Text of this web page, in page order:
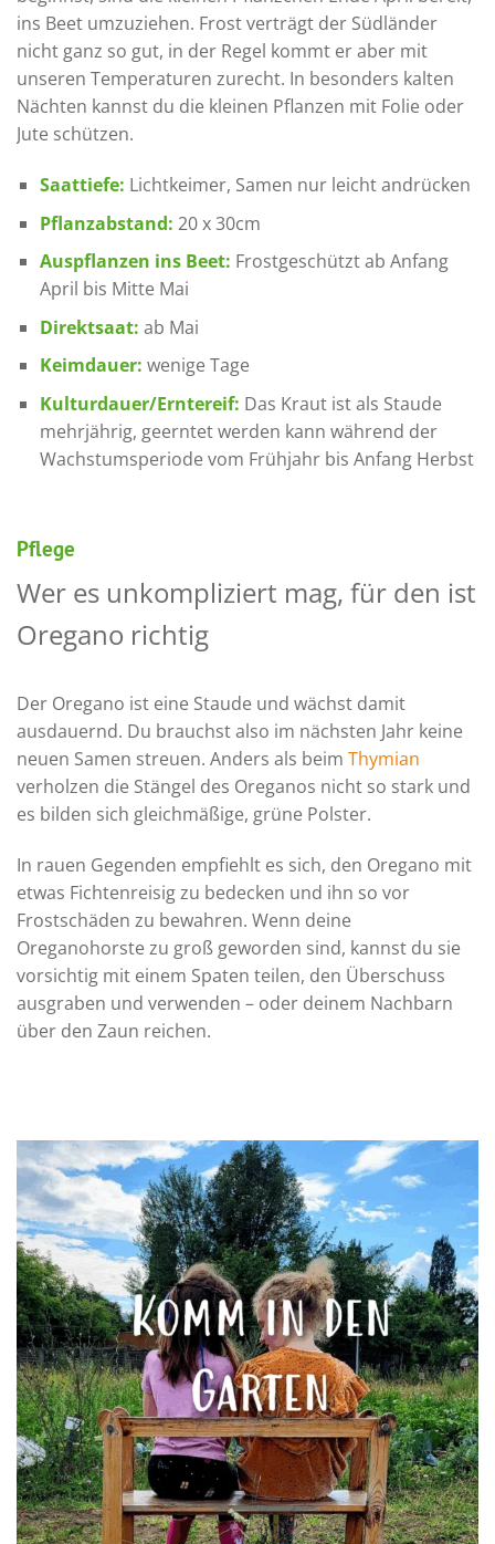
ins Beet umzuziehen. Frost verträgt der Südländer
nicht ganz so gut, in der Regel kommt er aber mit
unseren Temperaturen zurecht. In besonders kalten
Nächten kannst du die kleinen Pflanzen mit Folie oder
Jute schützen.
Saattiefe: Lichtkeimer, Samen nur leicht andrücken
Pflanzabstand: 20 x 30cm
Auspflanzen ins Beet: Frostgeschützt ab Anfang
April bis Mitte Mai
Direktsaat: ab Mai
Keimdauer: wenige Tage
Kulturdauer/Erntereif: Das Kraut ist als Staude
mehrjährig, geerntet werden kann während der
Wachstumsperiode vom Frühjahr bis Anfang Herbst
Pflege
Wer es unkompliziert mag, für den ist
Oregano richtig
Der Oregano ist eine Staude und wächst damit
ausdauernd. Du brauchst also im nächsten Jahr keine
neuen Samen streuen. Anders als beim Thymian
verholzen die Stängel des Oreganos nicht so stark und
es bilden sich gleichmäßige, grüne Polster.
In rauen Gegenden empfiehlt es sich, den Oregano mit
etwas Fichtenreisig zu bedecken und ihn so vor
Frostschäden zu bewahren. Wenn deine
Oreganohorste zu groß geworden sind, kannst du sie
vorsichtig mit einem Spaten teilen, den Überschuss
ausgraben und verwenden – oder deinem Nachbarn
über den Zaun reichen.